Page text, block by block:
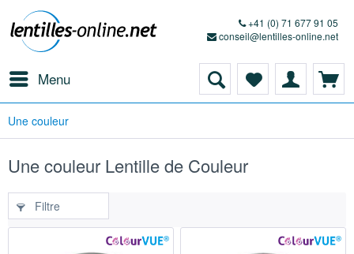
+41 (0) 71 677 91 05
conseil@lentilles-online.net
Menu
Une couleur
Une couleur Lentille de Couleur
Filtre